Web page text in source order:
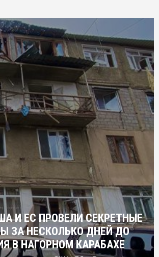
И ЕС ПРОВЕЛИ СЕКРЕТНЫЕ
ЗА НЕСКОЛЬКО ДНЕЙ ДО
В НАГОРНОМ КАРАБАХЕ